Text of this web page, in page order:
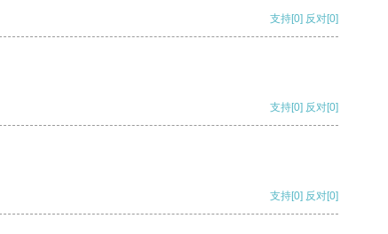
支持[0] 反对[0]
支持[0] 反对[0]
支持[0] 反对[0]